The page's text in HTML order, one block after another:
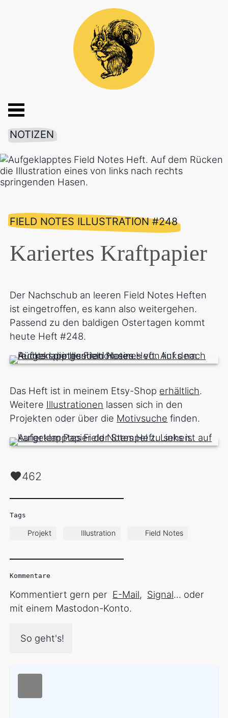
NOTIZEN
FIELD NOTES ILLUSTRATION #248
Kariertes Kraftpapier
Der Nachschub an leeren Field Notes Heften
ist eingetroffen, es kann also weitergehen.
Passend zu den baldigen Ostertagen kommt
heute Heft #248.
Das Heft ist in meinem Etsy-Shop erhältlich.
Weitere Illustrationen lassen sich in den
Projekten oder über die Motivsuche finden.
462
Tags
Projekt Illustration Field Notes
Kommentare
Kommentiert gern per E-Mail, Signal... oder
mit einem Mastodon-Konto.
So geht's!